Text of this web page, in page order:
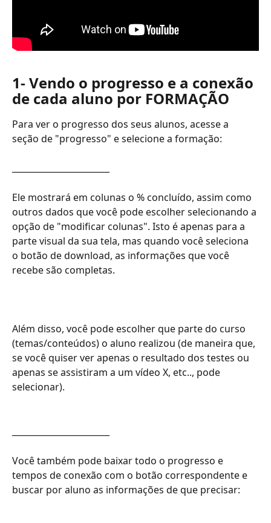
1- Vendo o progresso e a conexão
de cada aluno por FORMAÇÃO
Para ver o progresso dos seus alunos, acesse a
seção de "progresso" e selecione a formação:
Ele mostrará em colunas o % concluído, assim como
outros dados que você pode escolher selecionando a
opção de "modificar colunas". Isto é apenas para a
parte visual da sua tela, mas quando você seleciona
o botão de download, as informações que você
recebe são completas.
Além disso, você pode escolher que parte do curso
(temas/conteúdos) o aluno realizou (de maneira que,
se você quiser ver apenas o resultado dos testes ou
apenas se assistiram a um vídeo X, etc.., pode
selecionar).
Você também pode baixar todo o progresso e
tempos de conexão com o botão correspondente e
buscar por aluno as informações de que precisar: